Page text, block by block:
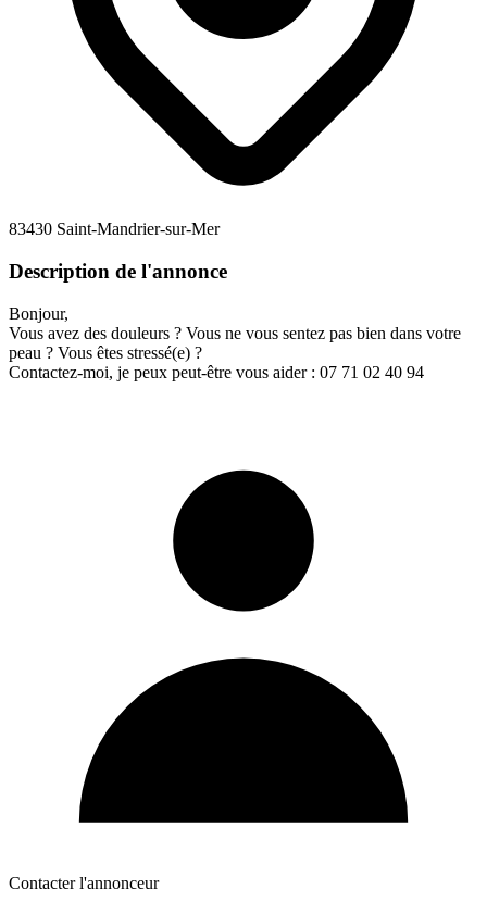
83430 Saint-Mandrier-sur-Mer
Description de l'annonce
Bonjour,
Vous avez des douleurs ? Vous ne vous sentez pas bien dans votre
peau ? Vous êtes stressé(e) ?
Contactez-moi, je peux peut-être vous aider : 07 71 02 40 94
Contacter l'annonceur